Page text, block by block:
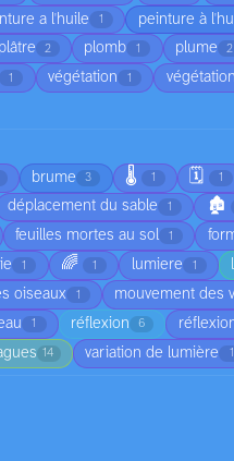
a l'huile 1 peinture à
plâtre 2 plomb 1 plume 2
1 végétation 1
brume 3 🌡️ 1 🗓️ 1
déplacement du sable 1 🏚️
feuilles mortes au sol 1
1 🌈 1 lumiere 1
oiseaux 1 mouvement des
1 réflexion 6
14 variation de lumière 1